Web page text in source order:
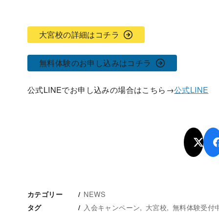
大宮校の詳細はコチラ
無料体験のお申し込みはコチラ
公式LINEでお申し込みの場合はこちら→公式LINE
カテゴリー NEWS
タグ 入会キャンペーン 大宮校 無料体験受付